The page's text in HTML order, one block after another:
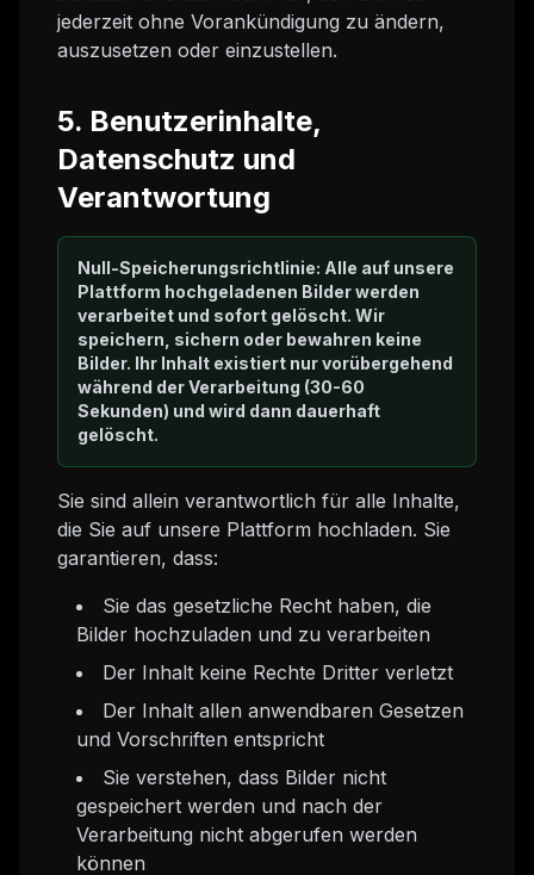
jederzeit ohne Vorankündigung zu ändern,
auszusetzen oder einzustellen.
5. Benutzerinhalte,
Datenschutz und
Verantwortung
Null-Speicherungsrichtlinie: Alle auf unsere
Plattform hochgeladenen Bilder werden
verarbeitet und sofort gelöscht. Wir
speichern, sichern oder bewahren keine
Bilder. Ihr Inhalt existiert nur vorübergehend
während der Verarbeitung (30-60
Sekunden) und wird dann dauerhaft
gelöscht.
Sie sind allein verantwortlich für alle Inhalte,
die Sie auf unsere Plattform hochladen. Sie
garantieren, dass:
Sie das gesetzliche Recht haben, die
Bilder hochzuladen und zu verarbeiten
Der Inhalt keine Rechte Dritter verletzt
Der Inhalt allen anwendbaren Gesetzen
und Vorschriften entspricht
Sie verstehen, dass Bilder nicht
gespeichert werden und nach der
Verarbeitung nicht abgerufen werden
können